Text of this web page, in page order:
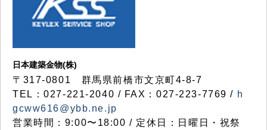
日本建築金物(株)
〒317‐0801 群馬県前橋市文京町4-8-7
TEL：027-221-2040 / FAX：027-223-7769 / h
gcww616@ybb.ne.jp
営業時間：9:00〜18:00 / 定休日：日曜日・祝祭